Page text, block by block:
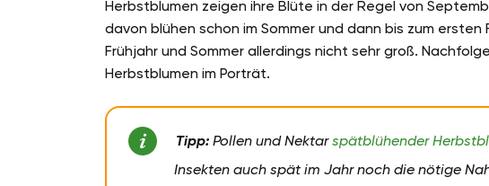
Herbstblumen zeigen ihre Blüte in der Regel von
davon blühen schon im Sommer und dann bis zum ersten
Frühjahr und Sommer allerdings nicht sehr groß.
Herbstblumen im Porträt.
Tipp: Pollen und Nektarspätblühender
Insekten auch spät im Jahr noch die nötige